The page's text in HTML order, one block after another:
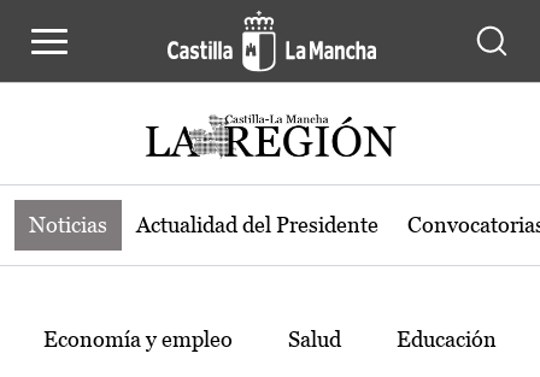
Noticias de la región de Castilla-La
Noticias Actualidad del Presidente
Temas
Economía y empleo Salud Educación